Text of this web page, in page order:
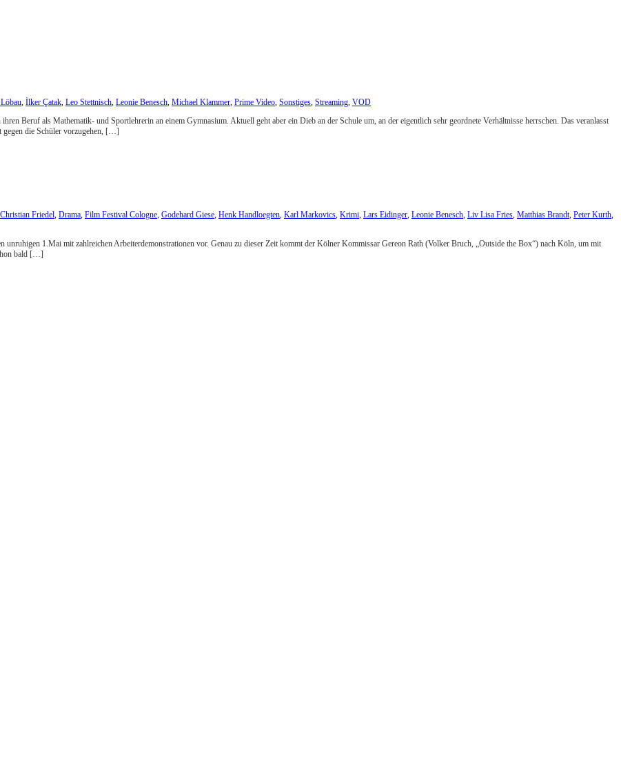
, İlker Çatak, Leo Stettnisch, Leonie Benesch, Michael Klammer, Prime Video, Sonstiges, Streaming, VOD
Beruf als Mathematik- und Sportlehrerin an einem Gymnasium. Aktuell geht aber ein Dieb an der Schule um, an der eigentlich sehr geordnete Verhältnisse herrschen. Das veranlasst
gegen die Schüler vorzugehen, […]
Christian Friedel, Drama, Film Festival Cologne, Godehard Giese, Henk Handloegten, Karl Markovics, Krimi, Lars Eidinger, Leonie Benesch, Liv Lisa Fries, Matthias Brandt, Peter Kurth,
unruhigen 1.Mai mit zahlreichen Arbeiterdemonstrationen vor. Genau zu dieser Zeit kommt der Kölner Kommissar Gereon Rath (Volker Bruch, „Outside the Box“) nach Köln, um mit
bald […]